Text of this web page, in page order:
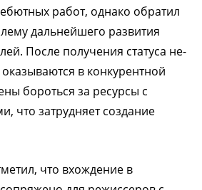
работ, однако обратил
дальнейшего развития
После получения статуса не-
в конкурентной
бороться за ресурсы с
что затрудняет создание
что вхождение в